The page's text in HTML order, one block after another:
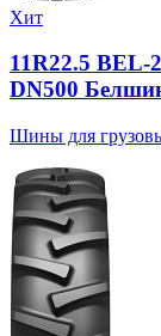
Хит
11R22.5 BEL-
DN500
Шины для